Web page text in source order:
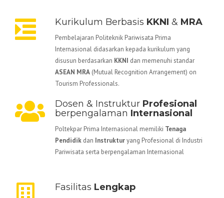
Kurikulum Berbasis KKNI & MRA
Pembelajaran Politeknik Pariwisata Prima
Internasional didasarkan kepada kurikulum yang
disusun berdasarkan KKNI dan memenuhi standar
ASEAN MRA (Mutual Recognition Arrangement) on
Tourism Professionals.
Dosen & Instruktur Profesional
berpengalaman Internasional
Poltekpar Prima Internasional memiliki Tenaga
Pendidik dan Instrukturyang Profesional di Industri
Pariwisata serta berpengalaman Internasional
Fasilitas Lengkap